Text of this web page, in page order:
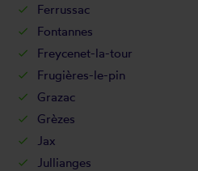
Ferrussac
Fontannes
Freycenet-la-tour
Frugières-le-pin
Grazac
Grèzes
Jax
Jullianges